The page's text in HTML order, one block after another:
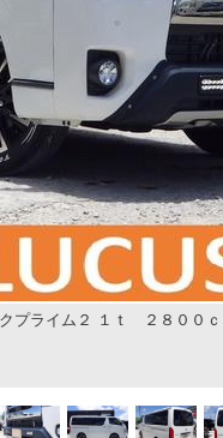
プライム２ １ｔ ２８０